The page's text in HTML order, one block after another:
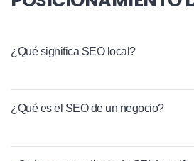
¿Qué significa SEO local?
¿Qué es el SEO de un negocio?